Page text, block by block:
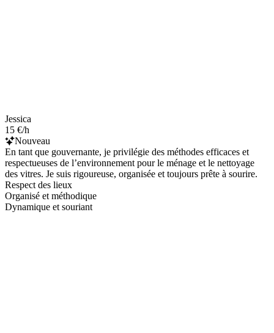
Jessica
15 €/h
Nouveau
En tant que gouvernante, je privilégie des méthodes efficaces et
respectueuses de l’environnement pour le ménage et le nettoyage
des vitres. Je suis rigoureuse, organisée et toujours prête à sourire.
Respect des lieux
Organisé et méthodique
Dynamique et souriant